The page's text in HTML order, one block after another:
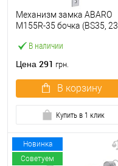
В наличии
Механизм замка ABARO
M155R-35 бочка (BS35, 23
Цена 291 грн.
В корзину
Купить в 1 клик
Новинка
Советуем